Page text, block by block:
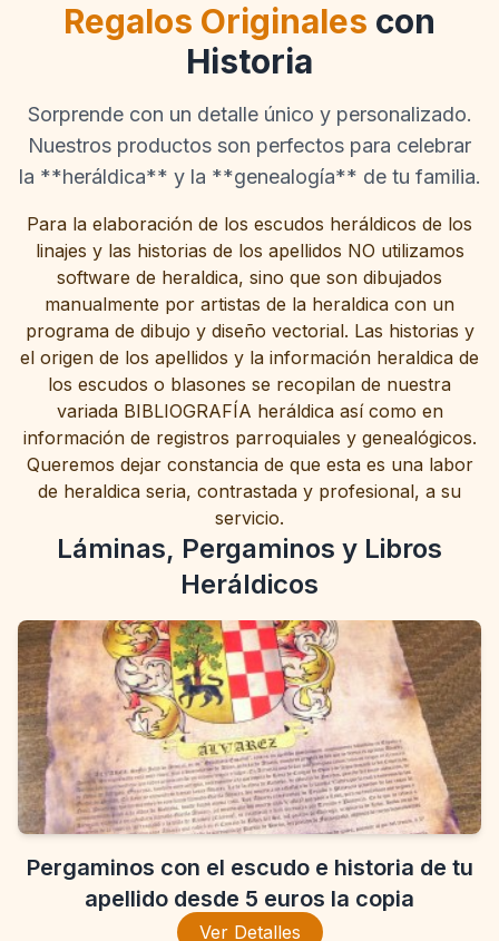
Regalos Originales con
Historia
Sorprende con un detalle único y personalizado.
Nuestros productos son perfectos para celebrar
la **heráldica** y la **genealogía** de tu familia.
Para la elaboración de los escudos heráldicos de los
linajes y las historias de los apellidos NO utilizamos
software de heraldica, sino que son dibujados
manualmente por artistas de la heraldica con un
programa de dibujo y diseño vectorial. Las historias y
el origen de los apellidos y la información heraldica de
los escudos o blasones se recopilan de nuestra
variada BIBLIOGRAFÍA heráldica así como en
información de registros parroquiales y genealógicos.
Queremos dejar constancia de que esta es una labor
de heraldica seria, contrastada y profesional, a su
servicio.
Láminas, Pergaminos y Libros
Heráldicos
Pergaminos con el escudo e historia de tu
apellido desde 5 euros la copia
Ver Detalles